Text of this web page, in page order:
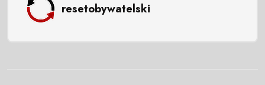
resetobywatelski